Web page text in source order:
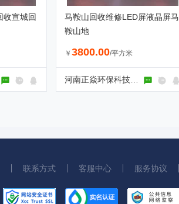
收宣城回
马鞍山回收维修LED屏液晶屏马
鞍山地
￥ 3800.00/平方米
联系方式 客服中心 服务协议